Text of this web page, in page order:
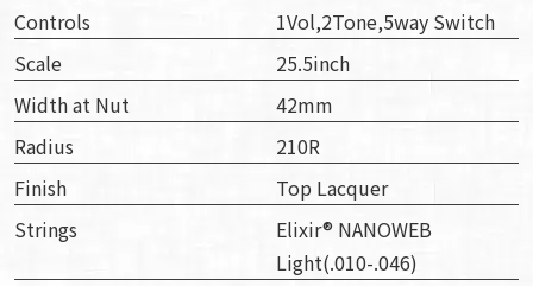
Controls
1Vol,2Tone,5way Switch
Scale
25.5inch
Width at Nut
42mm
Radius
210R
Finish
Top Lacquer
Strings
Elixir® NANOWEB
Light(.010-.046)